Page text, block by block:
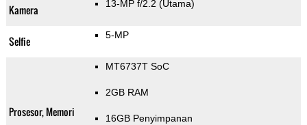
Kamera 13-MP f/2.2 (Utama)
Selfie 5-MP
Prosesor, Memori
MT6737T SoC
2GB RAM
16GB Penyimpanan